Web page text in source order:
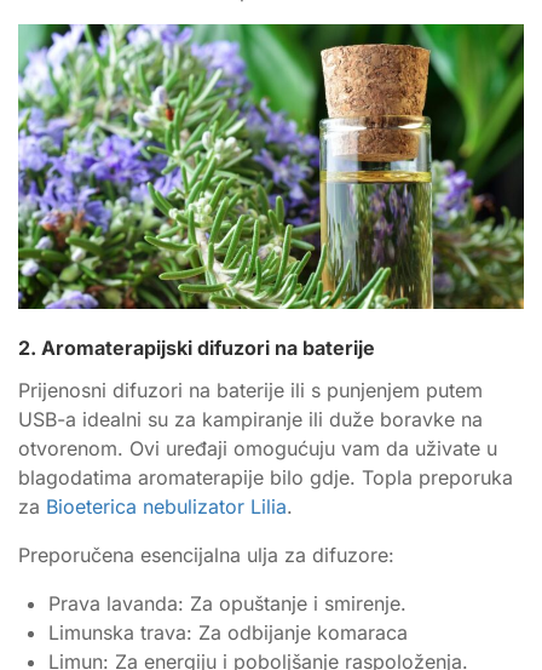
2. Aromaterapijski difuzori na baterije
Prijenosni difuzori na baterije ili s punjenjem putem
USB-a idealni su za kampiranje ili duže boravke na
otvorenom. Ovi uređaji omogućuju vam da uživate u
blagodatima aromaterapije bilo gdje. Topla preporuka
za Bioeterica nebulizator Lilia.
Preporučena esencijalna ulja za difuzore:
Prava lavanda: Za opuštanje i smirenje.
Limunska trava: Za odbijanje komaraca
Limun: Za energiju i poboljšanje raspoloženja.